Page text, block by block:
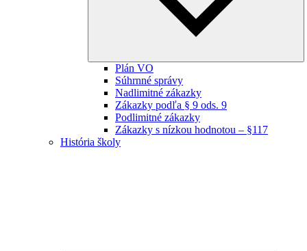
Plán VO
Súhrnné správy
Nadlimitné zákazky
Zákazky podľa § 9 ods. 9
Podlimitné zákazky
Zákazky s nízkou hodnotou – §117
História školy